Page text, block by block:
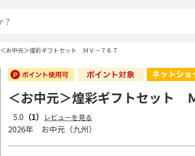
＜お中元＞煌彩ギフトセット ＭＶ－７６７
＜お中元＞煌彩ギフトセット
5.0 （1） レビューを見る
2026年 お中元（九州）